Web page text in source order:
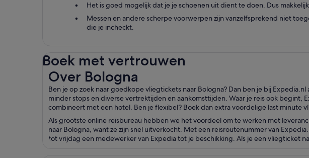
Het is goed mogelijk dat je je schoenen uit dient te doen. Dus
Messen en andere scherpe voorwerpen zijn vanzelfsprekend niet
die je incheckt.
Boek met vertrouwen
Over Bologna
Ben je op zoek naar goedkope vliegtickets naar Bologna? Dan ben je bij
minder stops en diverse vertrektijden en aankomsttijden. Waar je reis ook
combineert met een hotel. Ben je flexibel? Boek dan extra voordelige last minute
Als grootste online reisbureau hebben we het voordeel om te werken met
naar Bologna, want ze zijn snel uitverkocht. Met een reisroutenummer van
tot vrijdag een medewerker van Expedia tot je beschikking. Als je een vliegticket
Over Bologna